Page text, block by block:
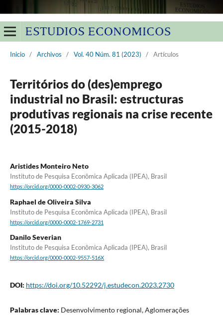
Inicio / Archivos / Vol. 40 Núm. 81 (2023) / Artículos
Territórios do (des)emprego
industrial no Brasil: estructuras
produtivas regionais na crise recente
(2015-2018)
Aristides Monteiro Neto
Instituto de Pesquisa Econômica Aplicada (IPEA), Brasil
https://orcid.org/0000-0002-0930-3062
Raphael de Oliveira Silva
Instituto de Pesquisa Econômica Aplicada (IPEA), Brasil
https://orcid.org/0000-0002-1769-2731
Danilo Severian
Instituto de Pesquisa Econômica Aplicada (IPEA), Brasil
https://orcid.org/0000-0002-9557-516X
DOI: https://doi.org/10.52292/j.estudecon.2023.2730
Palabras clave: Desenvolvimento regional, Aglomerações